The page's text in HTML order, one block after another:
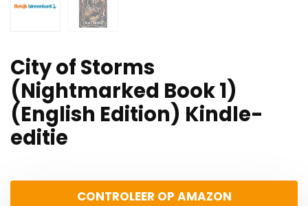
City of Storms
(Nightmarked Book 1)
(English Edition) Kindle-
editie
CONTROLEER OP AMAZON